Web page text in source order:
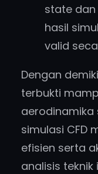
state dan
hasil
valid
Dengan
terbukti
aerodinamika
simulasi CFD
efisien serta
analisis teknik